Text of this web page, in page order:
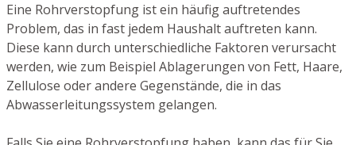
Eine Rohrverstopfung ist ein häufig auftretendes
Problem, das in fast jedem Haushalt auftreten kann.
Diese kann durch unterschiedliche Faktoren verursacht
werden, wie zum Beispiel Ablagerungen von Fett, Haare,
Zellulose oder andere Gegenstände, die in das
Abwasserleitungssystem gelangen.